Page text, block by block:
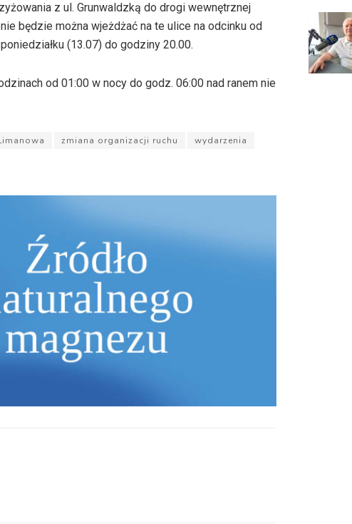
z ul. Grunwaldzką do drogi wewnętrznej
będzie można wjeżdżać na te ulice na odcinku od
(13.07) do godziny 20.00.
od 01:00 w nocy do godz. 06:00 nad ranem nie
zmiana organizacji ruchu
wydarzenia